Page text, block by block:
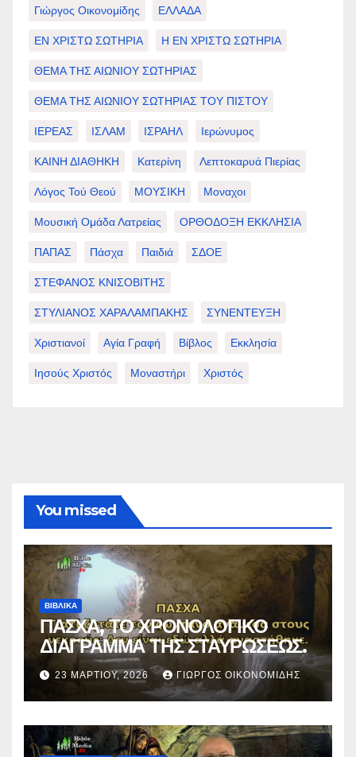
Γιώργος Οικονομίδης ΕΛΛΑΔΑ
ΕΝ ΧΡΙΣΤΩ ΣΩΤΗΡΙΑ Η ΕΝ ΧΡΙΣΤΩ ΣΩΤΗΡΙΑ
ΘΕΜΑ ΤΗΣ ΑΙΩΝΙΟΥ ΣΩΤΗΡΙΑΣ
ΘΕΜΑ ΤΗΣ ΑΙΩΝΙΟΥ ΣΩΤΗΡΙΑΣ ΤΟΥ ΠΙΣΤΟΥ
ΙΕΡΕΑΣ ΙΣΛΑΜ ΙΣΡΑΗΛ Ιερώνυμος
ΚΑΙΝΗ ΔΙΑΘΗΚΗ Κατερίνη Λεπτοκαρυά Πιερίας
Λόγος Τού Θεού ΜΟΥΣΙΚΗ Μοναχοι
Μουσική Ομάδα Λατρείας ΟΡΘΟΔΟΞΗ ΕΚΚΛΗΣΙΑ
ΠΑΠΑΣ Πάσχα Παιδιά ΣΔΟΕ
ΣΤΕΦΑΝΟΣ ΚΝΙΣΟΒΙΤΗΣ
ΣΤΥΛΙΑΝΟΣ ΧΑΡΑΛΑΜΠΑΚΗΣ ΣΥΝΕΝΤΕΥΞΗ
Χριστιανοί Αγία Γραφή Βίβλος Εκκλησία
Ιησούς Χριστός Μοναστήρι Χριστός
You missed
ΒΙΒΛΙΚΑ
ΠΑΣΧΑ, ΤΟ ΧΡΟΝΟΛΟΓΙΚΟ
ΔΙΑΓΡΑΜΜΑ ΤΗΣ ΣΤΑΥΡΩΣΕΩΣ.
23 ΜΑΡΤΊΟΥ, 2026 ΓΙΏΡΓΟΣ ΟΙΚΟΝΟΜΊΔΗΣ